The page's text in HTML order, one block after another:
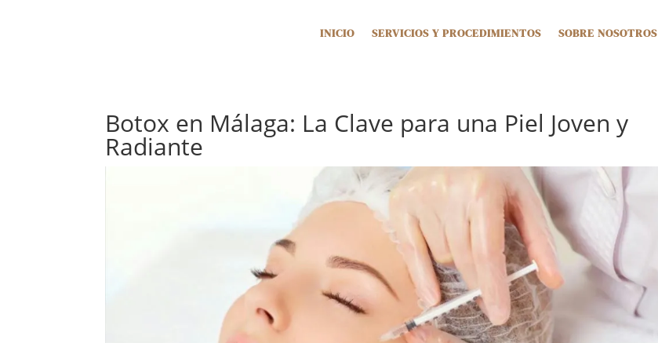
INICIO SERVICIOS Y PROCEDIMIENTOS SOBRE NOSOTROS
Botox en Málaga: La Clave para una Piel Joven y
Radiante